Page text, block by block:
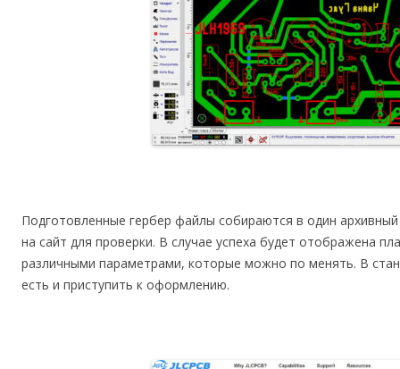
Подготовленные гербер файлы собираются в один
на сайт для проверки. В случае успеха будет отображена
различными параметрами, которые можно по менять. В
есть и приступить к оформлению.